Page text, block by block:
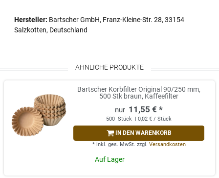
Hersteller: Bartscher GmbH, Franz-Kleine-Str. 28, 33154
Salzkotten, Deutschland
ÄHNLICHE PRODUKTE
Bartscher Korbfilter Original 90/250 mm,
500 Stk braun, Kaffeefilter
11,55 € *
500 Stück | 0,02 € / Stück
IN DEN WARENKORB
* inkl. ges. MwSt. zzgl. Versandkosten
Auf Lager